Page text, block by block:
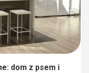
dom z psem i